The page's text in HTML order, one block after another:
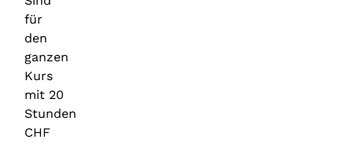
für
den
ganzen
Kurs
mit 20
Stunden
CHF